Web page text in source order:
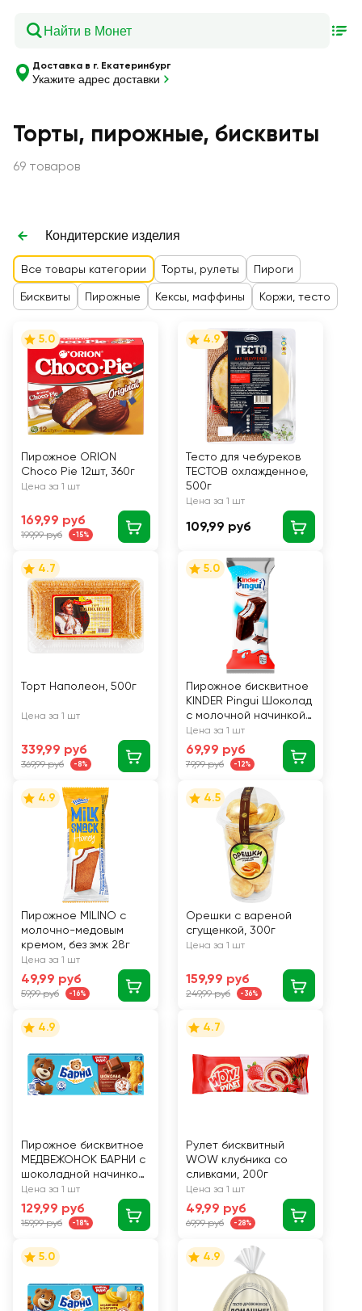
Доставка в г. Екатеринбург
Укажите адрес доставки
Торты, пирожные, бисквиты
69 товаров
Кондитерские изделия
Все товары категории Торты, рулеты Пироги
Бисквиты Пирожные Кексы, маффины Коржи, тесто
5.0
Пирожное ORION
Choco Pie 12шт, 360г
Цена за 1 шт
169,99 руб
199,99 руб -15%
4.9
Тесто для чебуреков
ТЕСТОВ охлажденное,
500г
Цена за 1 шт
109,99 руб
4.7
Торт Наполеон, 500г
Цена за 1 шт
339,99 руб
369,99 руб -8%
5.0
Пирожное бисквитное
KINDER Pingui Шоколад
с молочной начинкой,
30г
Цена за 1 шт
69,99 руб
79,99 руб -12%
4.9
Пирожное MILINO с
молочно-медовым
кремом, без змж 28г
Цена за 1 шт
49,99 руб
59,99 руб -16%
4.5
Орешки с вареной
сгущенкой, 300г
Цена за 1 шт
159,99 руб
249,99 руб -36%
4.9
Пирожное бисквитное
МЕДВЕЖОНОК БАРНИ с
шоколадной начинкой,
5х30г
Цена за 1 шт
129,99 руб
159,99 руб -18%
4.7
Рулет бисквитный
WOW клубника со
сливками, 200г
Цена за 1 шт
49,99 руб
69,99 руб -28%
5.0 4.9